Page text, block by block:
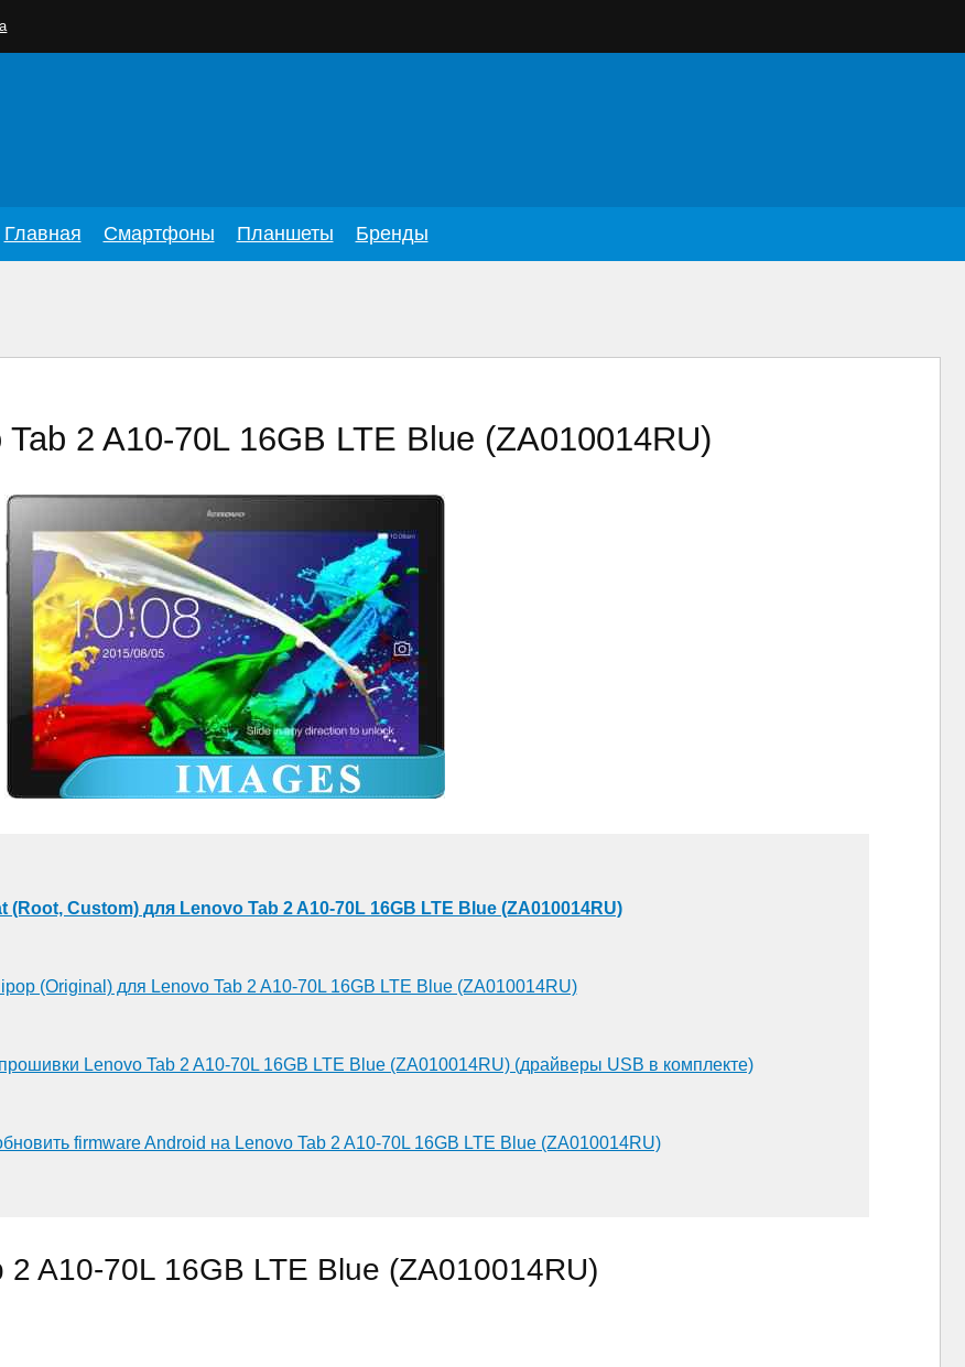
Главная Смартфоны Планшеты Бренды
2 A10-70L 16GB LTE Blue (ZA010014RU)
(Root, Custom) для Lenovo Tab 2 A10-70L 16GB LTE Blue (ZA010014RU)
(Original) для Lenovo Tab 2 A10-70L 16GB LTE Blue (ZA010014RU)
Lenovo Tab 2 A10-70L 16GB LTE Blue (ZA010014RU) (драйверы USB в комплекте)
firmware Android на Lenovo Tab 2 A10-70L 16GB LTE Blue (ZA010014RU)
A10-70L 16GB LTE Blue (ZA010014RU)